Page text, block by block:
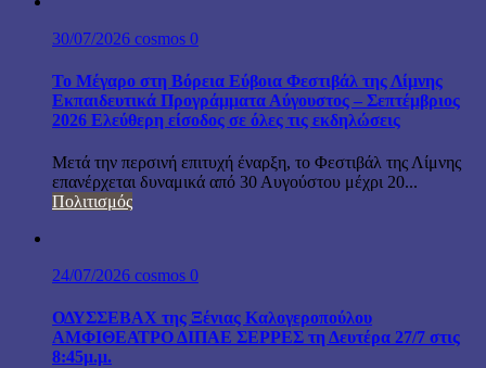
30/07/2026 cosmos 0
Το Μέγαρο στη Βόρεια Εύβοια Φεστιβάλ της Λίμνης
Εκπαιδευτικά Προγράμματα Αύγουστος – Σεπτέμβριος
2026 Ελεύθερη είσοδος σε όλες τις εκδηλώσεις
Μετά την περσινή επιτυχή έναρξη, το Φεστιβάλ της Λίμνης
επανέρχεται δυναμικά από 30 Αυγούστου μέχρι 20...
Πολιτισμός
24/07/2026 cosmos 0
ΟΔΥΣΣΕΒΑΧ της Ξένιας Καλογεροπούλου
ΑΜΦΙΘΕΑΤΡΟ ΔΙΠΑΕ ΣΕΡΡΕΣ τη Δευτέρα 27/7 στις
8:45μ.μ.